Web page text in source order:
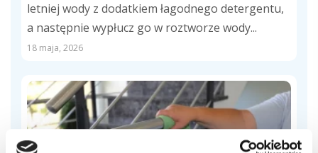
letniej wody z dodatkiem łagodnego detergentu,
a następnie wypłucz go w roztworze wody...
18 maja, 2026